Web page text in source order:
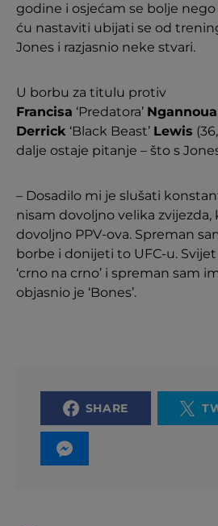
godine i osjećam se bolje nego
ću nastaviti ubijati se od
Jones i razjasnio neke stvari.
U borbu za titulu protiv
Francisa ‘Predatora’ Ngannoua
Derrick ‘Black Beast’ Lewis
dalje ostaje pitanje – što s
– Dosadilo mi je slušati
nisam dovoljno velika
dovoljno PPV-ova. Spreman
borbe i donijeti to UFC-u.
‘crno na crno’ i spreman sam
objasnio je ‘Bones’.
SHARE